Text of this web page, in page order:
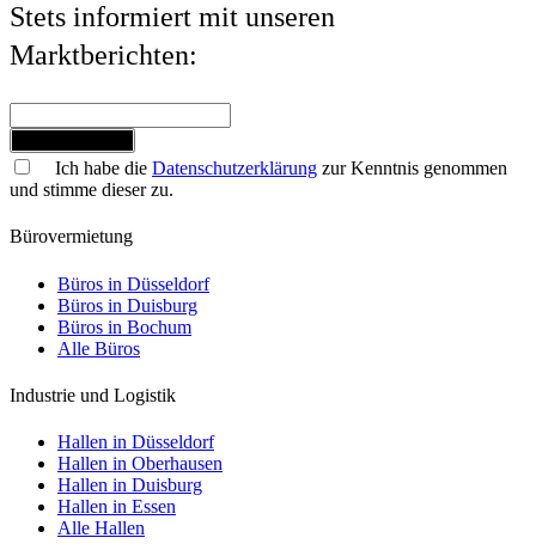
Stets informiert mit unseren
Marktberichten:
Ich habe die Datenschutzerklärung zur Kenntnis genommen
und stimme dieser zu.
Bürovermietung
Büros in Düsseldorf
Büros in Duisburg
Büros in Bochum
Alle Büros
Industrie und Logistik
Hallen in Düsseldorf
Hallen in Oberhausen
Hallen in Duisburg
Hallen in Essen
Alle Hallen